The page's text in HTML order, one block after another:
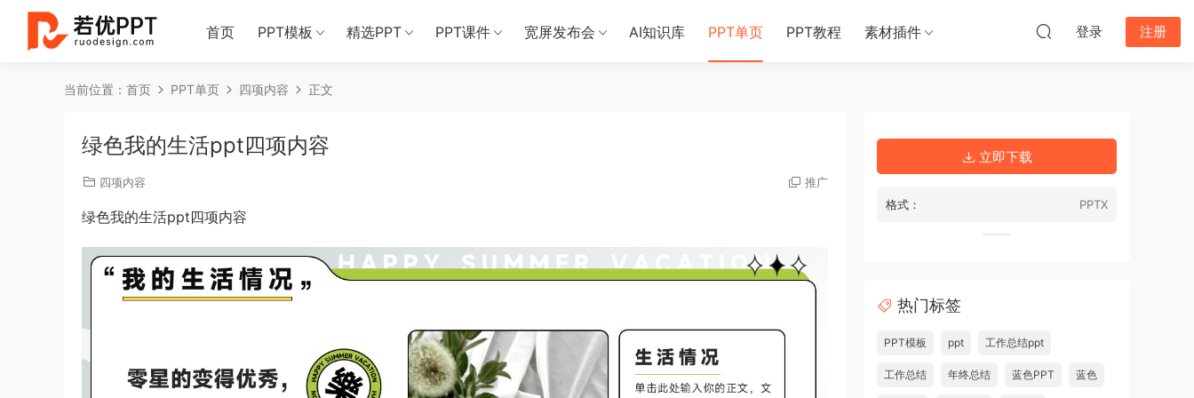
首页 PPT模板 精选PPT PPT课件 宽屏发布会 AI知识库 PPT单页 PPT教程 素材插件 登录 注册
当前位置： 首页 PPT单页 四项内容 正文
绿色我的生活ppt四项内容
四项内容 推广
绿色我的生活ppt四项内容
立即下载
格式： PPTX
热门标签
PPT模板 ppt 工作总结ppt
工作总结 年终总结 蓝色PPT 蓝色